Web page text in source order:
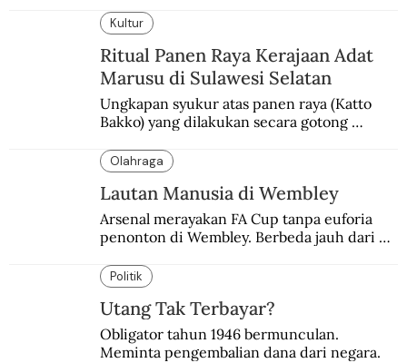
Kultur
Ritual Panen Raya Kerajaan Adat
Marusu di Sulawesi Selatan
Ungkapan syukur atas panen raya (Katto
Bakko) yang dilakukan secara gotong
Olahraga
Lautan Manusia di Wembley
Arsenal merayakan FA Cup tanpa euforia
penonton di Wembley. Berbeda jauh dari
silam.
Politik
Utang Tak Terbayar?
Obligator tahun 1946 bermunculan.
Meminta pengembalian dana dari negara.